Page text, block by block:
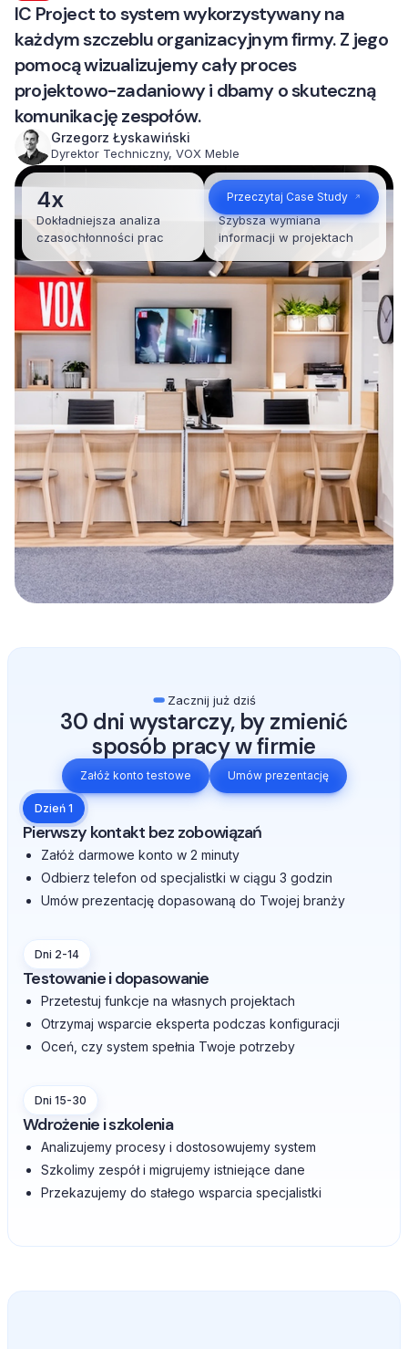
IC Project to system wykorzystywany na
każdym szczeblu organizacyjnym firmy. Z jego
pomocą wizualizujemy cały proces
projektowo-zadaniowy i dbamy o skuteczną
komunikację zespołów.
Grzegorz Łyskawiński
Dyrektor Techniczny, VOX Meble
4x
Dokładniejsza analiza
czasochłonności prac
35%
Szybsza wymiana
informacji w projektach
Przeczytaj Case Study
Zacznij już dziś
30 dni wystarczy, by zmienić
sposób pracy w firmie
Załóż konto testowe Umów prezentację
Dzień 1
Pierwszy kontakt bez zobowiązań
Załóż darmowe konto w 2 minuty
Odbierz telefon od specjalistki w ciągu 3 godzin
Umów prezentację dopasowaną do Twojej branży
Dni 2-14
Testowanie i dopasowanie
Przetestuj funkcje na własnych projektach
Otrzymaj wsparcie eksperta podczas konfiguracji
Oceń, czy system spełnia Twoje potrzeby
Dni 15-30
Wdrożenie i szkolenia
Analizujemy procesy i dostosowujemy system
Szkolimy zespół i migrujemy istniejące dane
Przekazujemy do stałego wsparcia specjalistki